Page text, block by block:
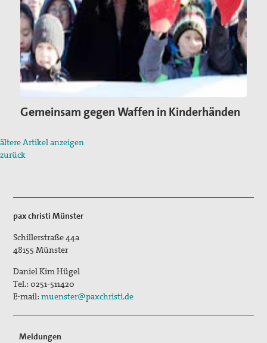
Gemeinsam gegen Waffen in Kinderhänden
ältere Artikel anzeigen
zurück
pax christi Münster
Schillerstraße 44a
48155 Münster
Daniel Kim Hügel
Tel.:0251-511420
E-mail:muenster@paxchristi.de
Meldungen